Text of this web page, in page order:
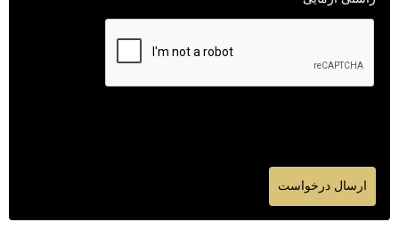
ارسال درخواست
T